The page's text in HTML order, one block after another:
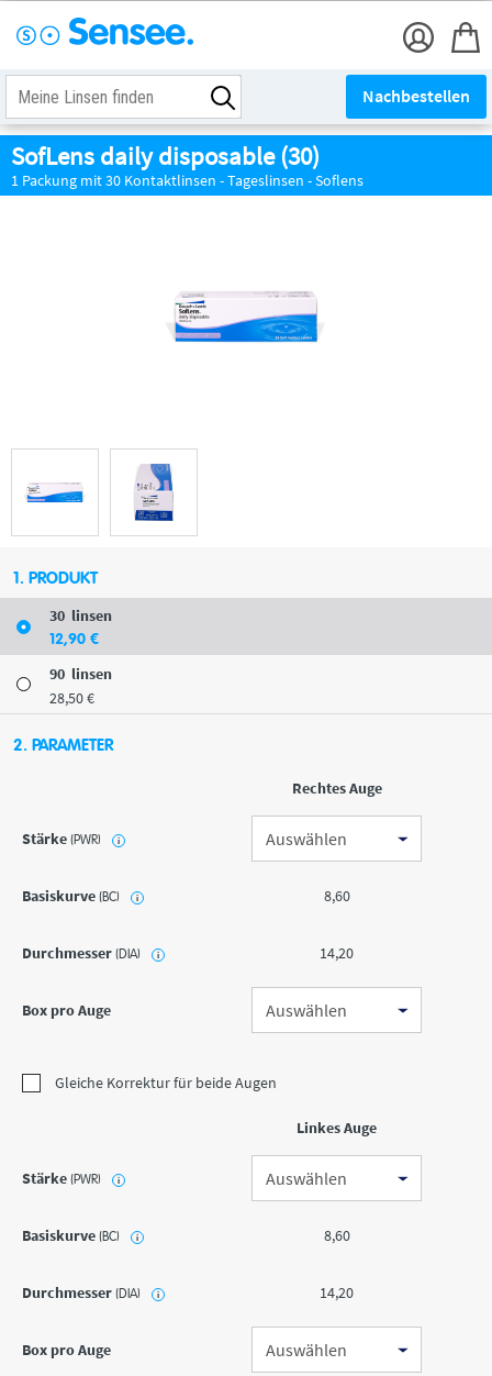
Nachbestellen
SofLens daily disposable (30)
1 Packung mit 30 Kontaktlinsen - Tageslinsen - Soflens
1. PRODUKT
30 linsen
12,90 €
90 linsen
28,50€
2. PARAMETER
Rechtes Auge
Stärke(PWR) i
Basiskurve(BC) i 8,60
Durchmesser(DIA) i 14,20
Box pro Auge
Gleiche Korrektur für beide Augen
Linkes Auge
Stärke(PWR) i
Basiskurve(BC) i 8,60
Durchmesser(DIA) i 14,20
Box pro Auge